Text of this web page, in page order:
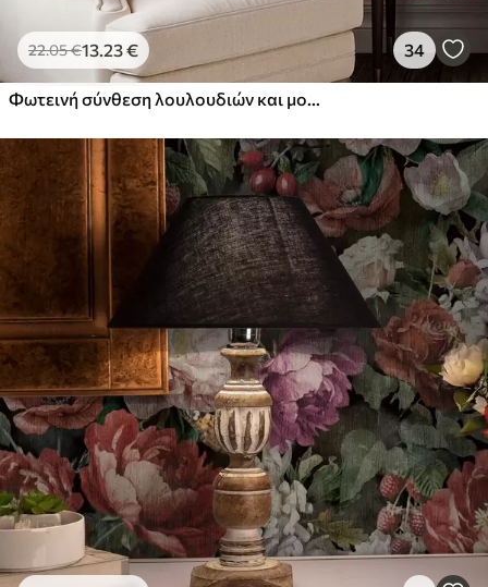
22.05€13.23€ 34
Φωτεινή σύνθεση λουλουδιών και μούρων με παπαγάλους